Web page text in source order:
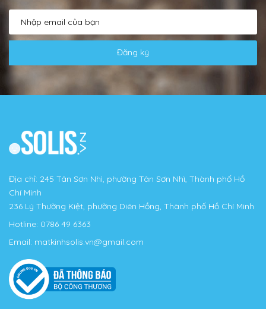
Đăng ký
Địa chỉ: 245 Tân Sơn Nhì, phường Tân Sơn Nhì, Thành phố Hồ
Chí Minh
236 Lý Thường Kiệt, phường Diên Hồng, Thành phố Hồ Chí Minh
Hotline: 0786 49 6363
Email: matkinhsolis.vn@gmail.com